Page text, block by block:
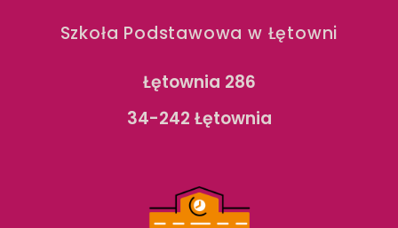
Szkoła Podstawowa w Łętowni
Łętownia 286
34-242 Łętownia